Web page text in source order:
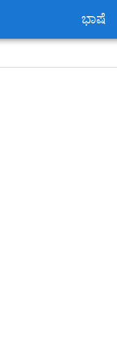
ಭಾಷೆ